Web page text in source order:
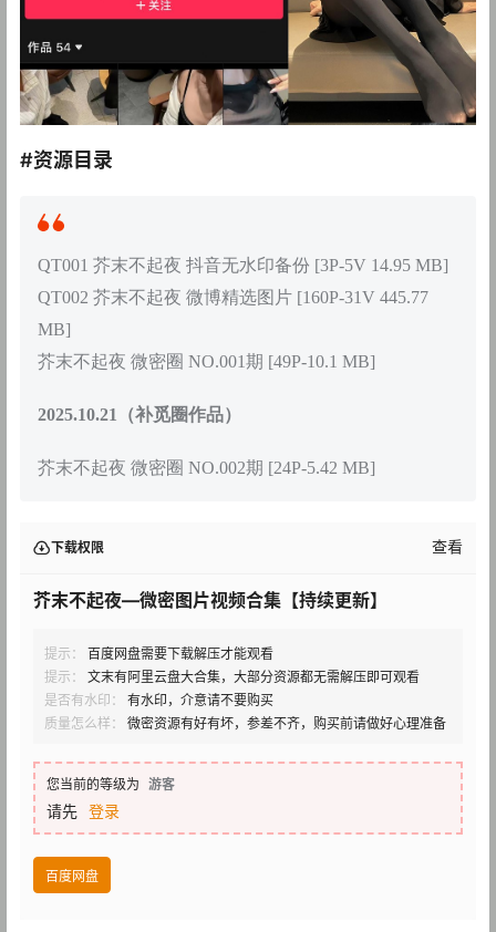
#资源目录
QT001 芥末不起夜 抖音无水印备份 [3P-5V 14.95 MB]
QT002 芥末不起夜 微博精选图片 [160P-31V 445.77
MB]
芥末不起夜 微密圈 NO.001期 [49P-10.1 MB]
2025.10.21（补觅圈作品）
芥末不起夜 微密圈 NO.002期 [24P-5.42 MB]
下载权限 查看
芥末不起夜—微密图片视频合集【持续更新】
提示：
百度网盘需要下载解压才能观看
提示：
文末有阿里云盘大合集，大部分资源都无需解压即可观看
是否有水印：
有水印，介意请不要购买
质量怎么样：
微密资源有好有坏，参差不齐，购买前请做好心理准备
您当前的等级为 游客
请先 登录
百度网盘